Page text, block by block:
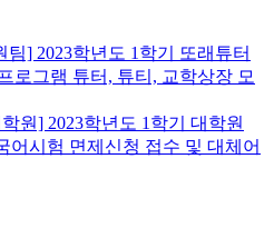
팀] 2023학년도 1학기 또래튜터
로그램 튜터, 튜티, 교학상장 모
원] 2023학년도 1학기 대학원
어시험 면제신청 접수 및 대체어